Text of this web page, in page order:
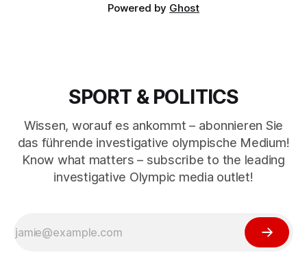
Powered by Ghost
SPORT & POLITICS
Wissen, worauf es ankommt – abonnieren Sie
das führende investigative olympische Medium!
Know what matters – subscribe to the leading
investigative Olympic media outlet!